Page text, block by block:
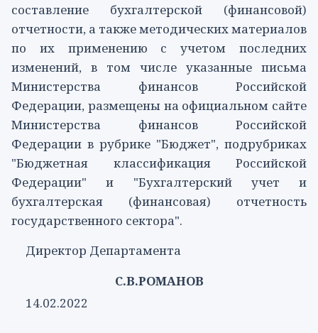
составление бухгалтерской (финансовой)
отчетности, а также методических материалов
по их применению с учетом последних
изменений, в том числе указанные письма
Министерства финансов Российской
Федерации, размещены на официальном сайте
Министерства финансов Российской
Федерации в рубрике "Бюджет", подрубриках
"Бюджетная классификация Российской
Федерации" и "Бухгалтерский учет и
бухгалтерская (финансовая) отчетность
государственного сектора".
Директор Департамента
С.В.РОМАНОВ
14.02.2022